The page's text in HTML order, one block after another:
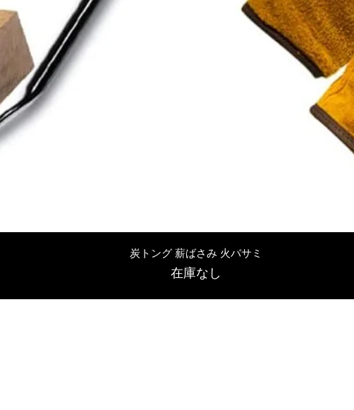
クイックビュー
炭トング 薪ばさみ 火バサミ
在庫なし